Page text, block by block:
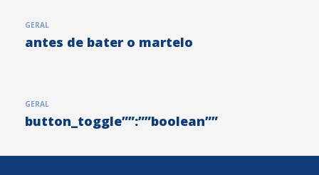
GERAL
antes de bater o martelo
GERAL
button_toggle””:””boolean””